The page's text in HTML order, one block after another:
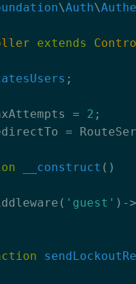
\Auth\
extends
;
= 2 ;
=
__construct ()
'guest' )-